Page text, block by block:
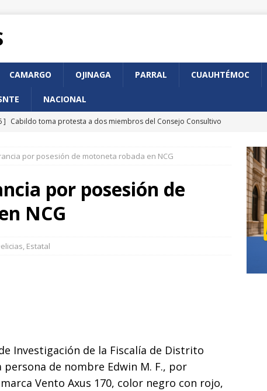
CAMARGO OJINAGA PARRAL CUAUHTÉMOC
NACIONAL
] Cabildo toma protesta a dos miembros del Consejo Consultivo
] Anuncia GKN Aerospace expansión de su planta en Chihuahua
Arranca en Chihuahua programa piloto de CURP Biométrica
por posesión de motoneta robada en NCG
por posesión de
NCG
, Estatal
Investigación de la Fiscalía de Distrito
de nombre Edwin M. F., por
Vento Axus 170, color negro con rojo,